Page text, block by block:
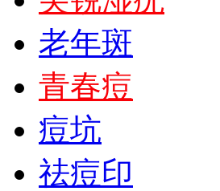
老年斑
青春痘
痘坑
祛痘印